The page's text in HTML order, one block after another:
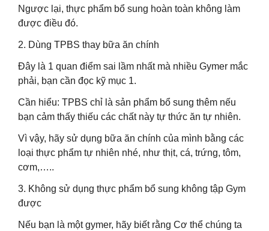
Ngược lại, thực phẩm bổ sung hoàn toàn không làm
được điều đó.
2. Dùng TPBS thay bữa ăn chính
Đây là 1 quan điểm sai lầm nhất mà nhiều Gymer mắc
phải, bạn cần đọc kỹ mục 1.
Cần hiểu: TPBS chỉ là sản phẩm bổ sung thêm nếu
bạn cảm thấy thiếu các chất này tự thức ăn tự nhiên.
Vì vậy, hãy sử dụng bữa ăn chính của mình bằng các
loại thực phẩm tự nhiên nhé, như thịt, cá, trứng, tôm,
cơm,…..
3. Không sử dụng thực phẩm bổ sung không tập Gym
được
Nếu bạn là một gymer, hãy biết rằng Cơ thể chúng ta